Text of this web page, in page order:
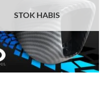
STOK HABIS